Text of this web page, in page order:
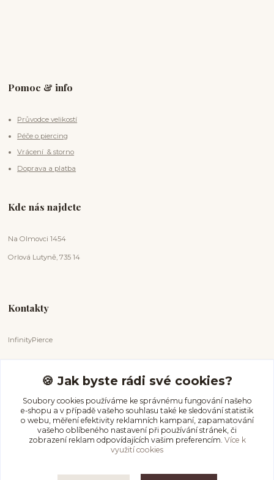
Pomoc & info
Průvodce velikostí
Péče o piercing
Vrácení & storno
Doprava a platba
Kde nás najdete
Na Olmovci 1454
Orlová Lutyně, 735 14
Kontakty
InfinityPierce
+420 731 681 038
(Po-Ne, 9-18 hod.)
info@infinitypierce.cz
🍪 Jak byste rádi své cookies?
Soubory cookies používáme ke správnému fungování našeho
e-shopu a v případě vašeho souhlasu také ke sledování statistik
o webu, měření efektivity reklamních kampaní, zapamatování
vašeho oblíbeného nastavení při používání stránek, či
zobrazení reklam odpovídajících vašim preferencím. Více k
využití cookies